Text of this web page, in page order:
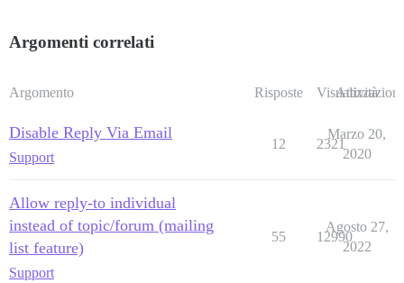
Argomenti correlati
Argomento Risposte Visualizzazioni
Attività
Disable Reply Via Email
Support
12 2321
Marzo 20,
2020
Allow reply-to individual
instead of topic/forum (mailing
list feature)
Support
55 12990
Agosto 27,
2022